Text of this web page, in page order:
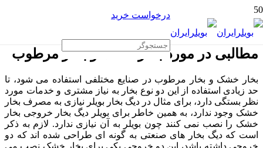
درخواست خرید
مطالبی در مورد بخار خشک و بخار مرطوب
بخار خشک و بخار مرطوب در صنایع مختلفی استفاده می شود، تا
حد زیادی استفاده از این دو نوع بخار به نیاز مشتری و خدمات مورد
نظر بستگی دارد، برای مثال در دیگ بخار بویلر نیازی به مصرف بخار
خشک وجود ندارد، به همین خاطر برای بویلر دیگ بخار خروجی بخار
خشک را نصب نمی کنند چون بویلر به آن نیازی ندارد. لازم به ذکر
است که دیگ بخار های صنعتی به گونه ای طراحی شده اند که دو
خروجی داشته باشد، این دو خروجی یکی برای بخار خشک نصب می